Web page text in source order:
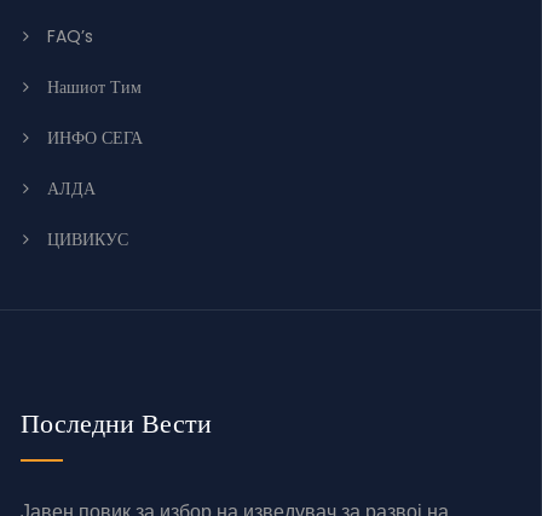
FAQ’s
Нашиот Тим
ИНФО СЕГА
АЛДА
ЦИВИКУС
Последни Вести